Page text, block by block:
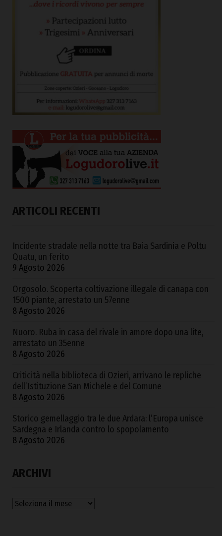
ARTICOLI RECENTI
Incidente stradale nella notte tra Baia Sardinia e Poltu
Quatu, un ferito
9 Agosto 2026
Orgosolo. Scoperta coltivazione illegale di canapa con
1500 piante, arrestato un 57enne
8 Agosto 2026
Nuoro. Ruba in casa del rivale in amore dopo una lite,
arrestato un 35enne
8 Agosto 2026
Criticità nella biblioteca di Ozieri, arrivano le repliche
dell’Istituzione San Michele e del Comune
8 Agosto 2026
Storico gemellaggio tra le due Ardara: l’Europa unisce
Sardegna e Irlanda contro lo spopolamento
8 Agosto 2026
ARCHIVI
Archivi